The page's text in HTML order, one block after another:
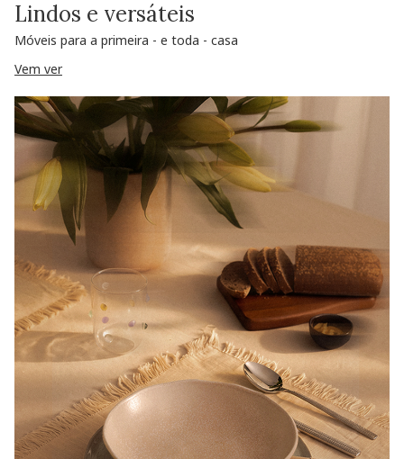
Lindos e versáteis
Móveis para a primeira - e toda - casa
Vem ver